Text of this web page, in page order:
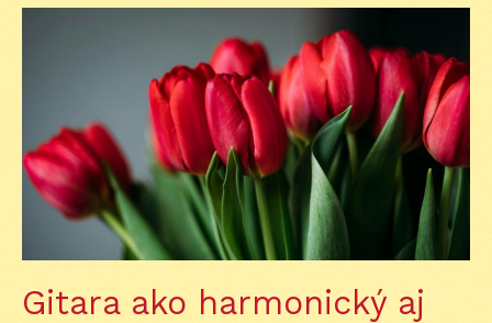
Gitara ako harmonický aj